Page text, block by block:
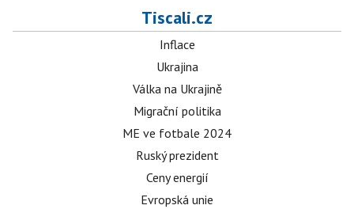
Tiscali.cz
Inflace
Ukrajina
Válka na Ukrajině
Migrační politika
ME ve fotbale 2024
Ruský prezident
Ceny energií
Evropská unie